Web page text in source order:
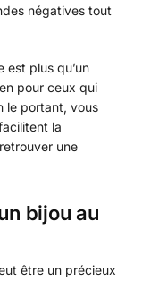
négatives tout
est plus qu’un
pour ceux qui
le portant, vous
la
une
bijou au
être un précieux